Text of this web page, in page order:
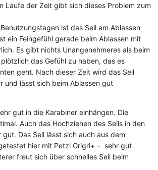
Laufe der Zeit gibt sich dieses Problem zum
ist das Seil am Ablassen
ein Feingefühl gerade beim Ablassen mit
Es gibt nichts Unangenehmeres als beim
das Gefühl zu haben, das es
geht. Nach dieser Zeit wird das Seil
und lässt sich beim Ablassen gut
gut in die Karabiner einhängen. Die
Auch das Hochziehen des Seils in den
Das Seil lässt sich auch aus dem
hier mit Petzl Grigri+ – sehr gut
freut sich über schnelles Seil beim